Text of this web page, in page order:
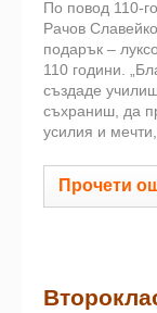
По повод 110-
Рачов
подарък –
110 години.
създаде
съхраниш, да
усилия и
Прочети